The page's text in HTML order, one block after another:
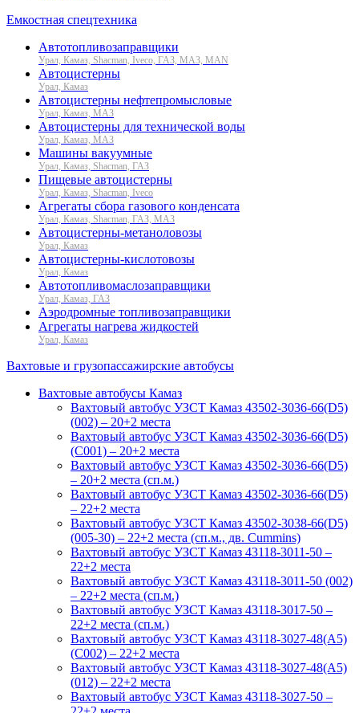
Емкостная спецтехника
Автотопливозаправщики
Урал, Камаз, Shacman, Iveco, ГАЗ, МАЗ, MAN
Автоцистерны
Урал, Камаз
Автоцистерны нефтепромысловые
Урал, Камаз, МАЗ
Автоцистерны для технической воды
Урал, Камаз, МАЗ
Машины вакуумные
Урал, Камаз, Shacman, ГАЗ
Пищевые автоцистерны
Урал, Камаз, Shacman, Iveco
Агрегаты сбора газового конденсата
Урал, Камаз, Shacman, ГАЗ, МАЗ
Автоцистерны-метаноловозы
Урал, Камаз
Автоцистерны-кислотовозы
Урал, Камаз
Автотопливомаслозаправщики
Урал, Камаз, ГАЗ
Аэродромные топливозаправщики
Агрегаты нагрева жидкостей
Урал, Камаз
Вахтовые и грузопассажирские автобусы
Вахтовые автобусы Камаз
Вахтовый автобус УЗСТ Камаз 43502-3036-66(D5)
(002) – 20+2 места
Вахтовый автобус УЗСТ Камаз 43502-3036-66(D5)
(С001) – 20+2 места
Вахтовый автобус УЗСТ Камаз 43502-3036-66(D5)
– 20+2 места (сп.м.)
Вахтовый автобус УЗСТ Камаз 43502-3036-66(D5)
– 22+2 места
Вахтовый автобус УЗСТ Камаз 43502-3038-66(D5)
(005-30) – 22+2 места (сп.м., дв. Cummins)
Вахтовый автобус УЗСТ Камаз 43118-3011-50 –
22+2 места
Вахтовый автобус УЗСТ Камаз 43118-3011-50 (002)
– 22+2 места (сп.м.)
Вахтовый автобус УЗСТ Камаз 43118-3017-50 –
22+2 места (сп.м.)
Вахтовый автобус УЗСТ Камаз 43118-3027-48(A5)
(C002) – 22+2 места
Вахтовый автобус УЗСТ Камаз 43118-3027-48(A5)
(012) – 22+2 места
Вахтовый автобус УЗСТ Камаз 43118-3027-50 –